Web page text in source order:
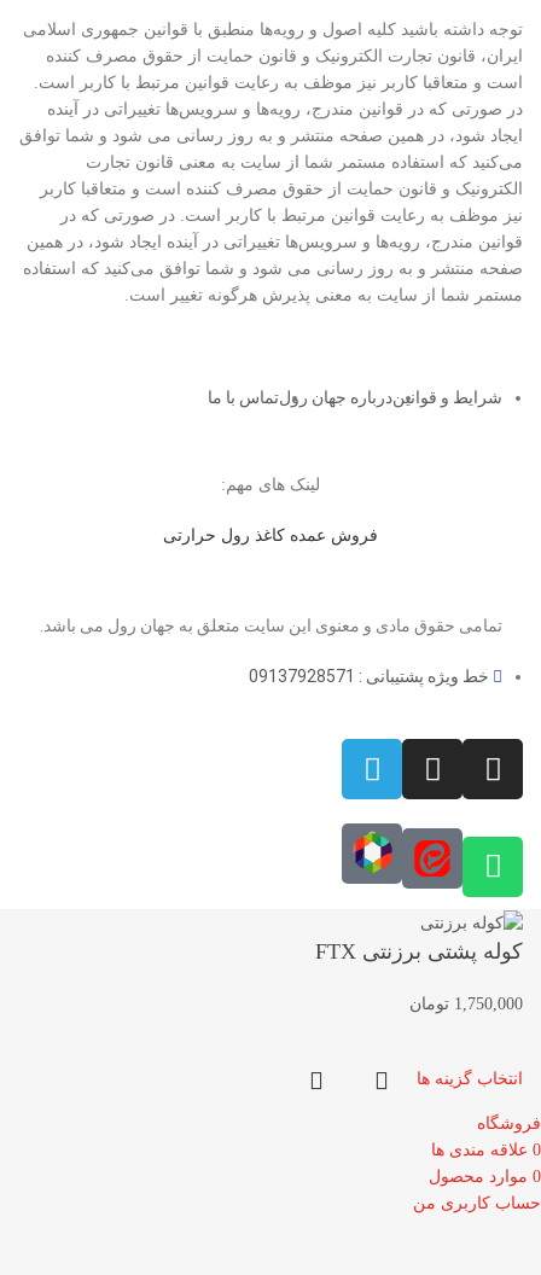
توجه داشته باشید کلیه اصول و رویه‏‌ها منطبق با قوانین جمهوری اسلامی
ایران، قانون تجارت الکترونیک و قانون حمایت از حقوق مصرف کننده
است و متعاقبا کاربر نیز موظف به رعایت قوانین مرتبط با کاربر است.
در صورتی که در قوانین مندرج، رویه‏‌ها و سرویس‏‌ها تغییراتی در آینده
ایجاد شود، در همین صفحه منتشر و به روز رسانی می شود و شما توافق
می‏‌کنید که استفاده مستمر شما از سایت به معنی قانون تجارت
الکترونیک و قانون حمایت از حقوق مصرف کننده است و متعاقبا کاربر
نیز موظف به رعایت قوانین مرتبط با کاربر است. در صورتی که در
قوانین مندرج، رویه‏‌ها و سرویس‏‌ها تغییراتی در آینده ایجاد شود، در همین
صفحه منتشر و به روز رسانی می شود و شما توافق می‏‌کنید که استفاده
مستمر شما از سایت به معنی پذیرش هرگونه تغییر است.
شرایط و قوانیندرباره جهان رولتماس با ما
لینک های مهم:
فروش عمده کاغذ رول حرارتی
تمامی حقوق مادی و معنوی این سایت متعلق به جهان رول می باشد.
خط ویژه پشتیبانی : 09137928571
کوله پشتی برزنتی FTX
1,750,000 تومان
انتخاب گزینه ها
فروشگاه
0 علاقه مندی ها
0 موارد محصول
حساب کاربری من